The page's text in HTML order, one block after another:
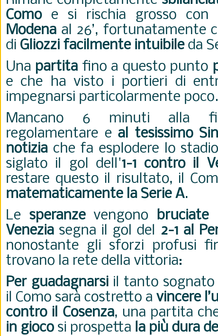
Comoe si rischia grosso
Modena al 26’, fortunatamente
di Gliozzi facilmente intuibileda
Una partita fino a questo punto
e che ha visto i portieri di
impegnarsi particolarmente poco.
Mancano 6 minuti alla
regolamentare e al tesissimo
notizia che fa esplodere lo
siglato il gol dell'1-1 contro il
restare questo il risultato, il
matematicamente la Serie A.
Le speranzevengono bruciate
Venezia segna il gol del 2-1 al
nonostante gli sforzi profusi
trovano la rete della vittoria:
Per guadagnarsi il tanto
il Como sarà costretto a vincere
contro il Cosenza, una partita
in giocosi prospetta la più dura